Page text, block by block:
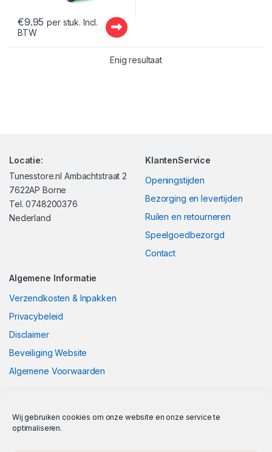
Wij gebruiken cookies om onze website en onze service te
optimaliseren.
€9.95 per stuk. Incl.
BTW
Enig resultaat
Locatie:
Tunesstore.nl Ambachtstraat 2
7622AP Borne
Tel. 0748200376
Nederland
KlantenService
Openingstijden
Bezorging en levertijden
Ruilen en retourneren
Speelgoedbezorgd
Contact
Algemene Informatie
Verzendkosten & Inpakken
Privacybeleid
Disclaimer
Beveiliging Website
Algemene Voorwaarden